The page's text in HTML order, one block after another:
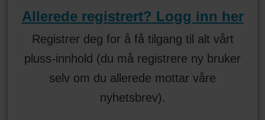
Allerede registrert? Logg inn her
Registrer deg for å få tilgang til alt vårt
pluss-innhold (du må registrere ny bruker
selv om du allerede mottar våre
nyhetsbrev).